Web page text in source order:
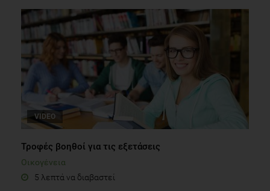
VIDEO
Τροφές βοηθοί για τις εξετάσεις
Οικογένεια
5 λεπτά να διαβαστεί